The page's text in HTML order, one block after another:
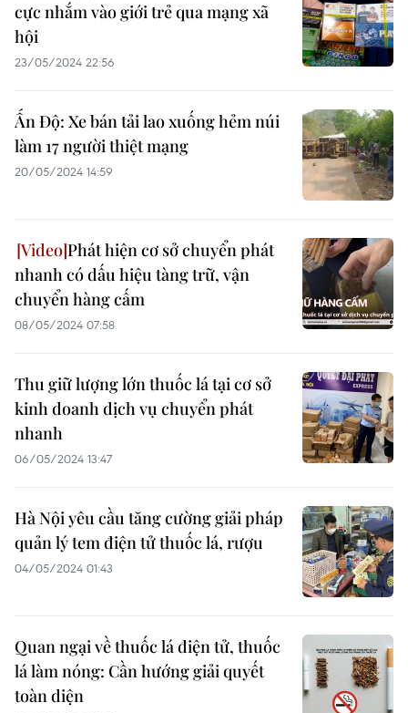
cực nhắm vào giới trẻ qua mạng xã
hội
23/05/2024 22:56
Ấn Độ: Xe bán tải lao xuống hẻm núi
làm 17 người thiệt mạng
20/05/2024 14:59
Phát hiện cơ sở chuyển phát
nhanh có dấu hiệu tàng trữ, vận
chuyển hàng cấm
08/05/2024 07:58
Thu giữ lượng lớn thuốc lá tại cơ sở
kinh doanh dịch vụ chuyển phát
nhanh
06/05/2024 13:47
Hà Nội yêu cầu tăng cường giải pháp
quản lý tem điện tử thuốc lá, rượu
04/05/2024 01:43
Quan ngại về thuốc lá điện tử, thuốc
lá làm nóng: Cần hướng giải quyết
toàn diện